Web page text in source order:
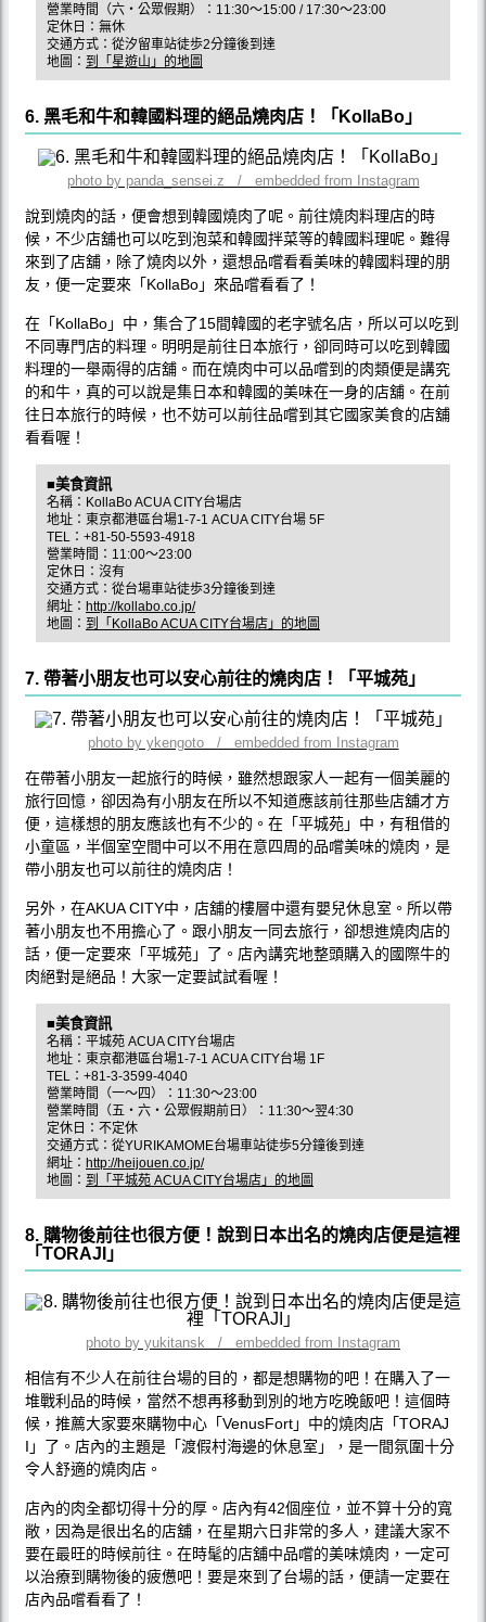
營業時間（六・公眾假期）：11:30～15:00 / 17:30～23:00
定休日：無休
交通方式：從汐留車站徒歩2分鐘後到達
地圖： 到「星遊山」的地圖
6. 黑毛和牛和韓國料理的絕品燒肉店！「KollaBo」
photo by panda_sensei.z / embedded from Instagram
說到燒肉的話，便會想到韓國燒肉了呢。前往燒肉料理店的時
候，不少店舖也可以吃到泡菜和韓國拌菜等的韓國料理呢。難得
來到了店舖，除了燒肉以外，還想品嚐看看美味的韓國料理的朋
友，便一定要來「KollaBo」來品嚐看看了！
在「KollaBo」中，集合了15間韓國的老字號名店，所以可以吃到
不同專門店的料理。明明是前往日本旅行，卻同時可以吃到韓國
料理的一舉兩得的店舖。而在燒肉中可以品嚐到的肉類便是講究
的和牛，真的可以說是集日本和韓國的美味在一身的店舖。在前
往日本旅行的時候，也不妨可以前往品嚐到其它國家美食的店舖
看看喔！
■美食資訊
名稱：KollaBo ACUA CITY台場店
地址：東京都港區台場1-7-1 ACUA CITY台場 5F
TEL：+81-50-5593-4918
營業時間：11:00～23:00
定休日：沒有
交通方式：從台場車站徒歩3分鐘後到達
網址： http://kollabo.co.jp/
地圖： 到「KollaBo ACUA CITY台場店」的地圖
7. 帶著小朋友也可以安心前往的燒肉店！「平城苑」
photo by ykengoto / embedded from Instagram
在帶著小朋友一起旅行的時候，雖然想跟家人一起有一個美麗的
旅行回憶，卻因為有小朋友在所以不知道應該前往那些店舖才方
便，這樣想的朋友應該也有不少的。在「平城苑」中，有租借的
小童區，半個室空間中可以不用在意四周的品嚐美味的燒肉，是
帶小朋友也可以前往的燒肉店！
另外，在AKUA CITY中，店舖的樓層中還有嬰兒休息室。所以帶
著小朋友也不用擔心了。跟小朋友一同去旅行，卻想進燒肉店的
話，便一定要來「平城苑」了。店內講究地整頭購入的國際牛的
肉絕對是絕品！大家一定要試試看喔！
■美食資訊
名稱：平城苑 ACUA CITY台場店
地址：東京都港區台場1-7-1 ACUA CITY台場 1F
TEL：+81-3-3599-4040
營業時間（一～四）：11:30～23:00
營業時間（五・六・公眾假期前日）：11:30～翌4:30
定休日：不定休
交通方式：從YURIKAMOME台場車站徒歩5分鐘後到達
網址： http://heijouen.co.jp/
地圖： 到「平城苑 ACUA CITY台場店」的地圖
8. 購物後前往也很方便！說到日本出名的燒肉店便是這裡
「TORAJI」
photo by yukitansk / embedded from Instagram
相信有不少人在前往台場的目的，都是想購物的吧！在購入了一
堆戰利品的時候，當然不想再移動到別的地方吃晚飯吧！這個時
候，推薦大家要來購物中心「VenusFort」中的燒肉店「TORAJ
I」了。店內的主題是「渡假村海邊的休息室」，是一間氛圍十分
令人舒適的燒肉店。
店內的肉全都切得十分的厚。店內有42個座位，並不算十分的寬
敞，因為是很出名的店舖，在星期六日非常的多人，建議大家不
要在最旺的時候前往。在時髦的店舖中品嚐的美味燒肉，一定可
以治療到購物後的疲憊吧！要是來到了台場的話，便請一定要在
店內品嚐看看了！